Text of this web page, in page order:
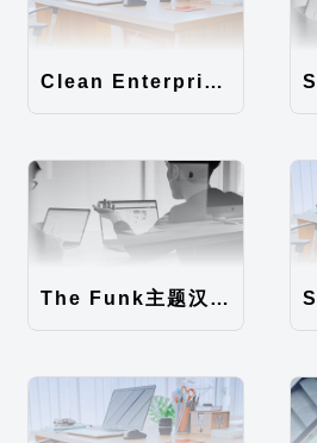
Clean Enterprise主题汉化包
The Funk主题汉化包